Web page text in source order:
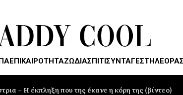
ΕΠΙΚΑΙΡΟΤΗΤΑΖΏΔΙΑΣΠΙΤΙΣΥΝΤΑΓΕΣ
– Η έκπληξη που της έκανε η κόρη της (βίντεο)